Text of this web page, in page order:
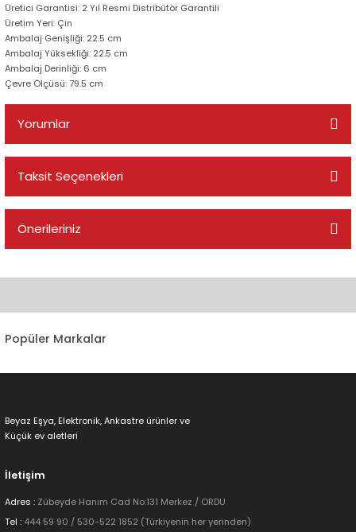
Üretici Garantisi: 2 Yıl Resmi Distribütör Garantili
Üretim Yeri: Çin
Ambalaj Genişliği: 22.5 cm
Ambalaj Yüksekliği: 22.5 cm
Ambalaj Derinliği: 6 cm
Çevre Ölçüsü: 79.5 cm
Yorumlar
Taksit Seçenekleri
Önerileriniz
Görüş ve önerileriniz için teşekkür ederiz.
Ürün fiyatı diğer sitelerden daha pahalı.
Popüler Markalar
Beyaz Eşya, Elektronik, Ankastre ürünler ve
Küçük ev aletleri
İletişim
Adres : Zübeyde Hanım Cad No:131 Merkez / ORDU
Tel : 444 59 90 / 530-522 1852 (Türkiyenin her yerinden)